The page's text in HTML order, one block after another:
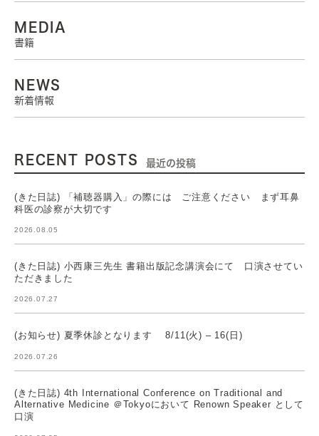
MEDIA
書籍
NEWS
新着情報
RECENT POSTS 最近の投稿
(きた日誌) 「補聴器購入」の際には ご注意ください まず耳鼻
科医の診察が大切です
2026.08.05
(きた日誌) 小西康三先生 書籍出版記念講演会にて 口演させてい
ただきました
2026.07.27
(お知らせ) 夏季休診となります 8/11(火) – 16(日)
2026.07.26
(きた日誌) 4th International Conference on Traditional and
Alternative Medicine ＠Tokyoにおいて Renown Speaker として
口演